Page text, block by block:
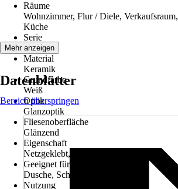
Räume
Wohnzimmer, Flur / Diele,
Küche
Serie
HX050
Material
Keramik
Grundfarbe
Weiß
Optik
Glanzoptik
Fliesenoberfläche
Glänzend
Eigenschaft
Netzgeklebt, Schwimmbadgeeignet
Geeignet für
Dusche, Schwimmbad
Nutzung
Mehr anzeigen
Datenblätter
Bereich überspringen